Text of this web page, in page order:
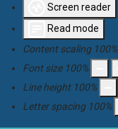
Screen reader
Read mode
Content scaling 100%
Font size 100%
Line height 100%
Letter spacing 100%